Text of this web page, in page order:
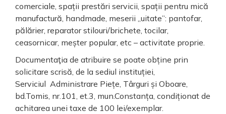
comerciale, spații prestări servicii, spații pentru mică
manufactură, handmade, meserii „uitate”: pantofar,
pălărier, reparator stilouri/brichete, tocilar,
ceasornicar, meșter popular, etc – activitate proprie.
Documentaţia de atribuire se poate obține prin
solicitare scrisă, de la sediul instituției,
Serviciul Administrare Piețe, Târguri și Oboare,
bd.Tomis, nr.101, et.3, mun.Constanța, condiționat de
achitarea unei taxe de 100 lei/exemplar.